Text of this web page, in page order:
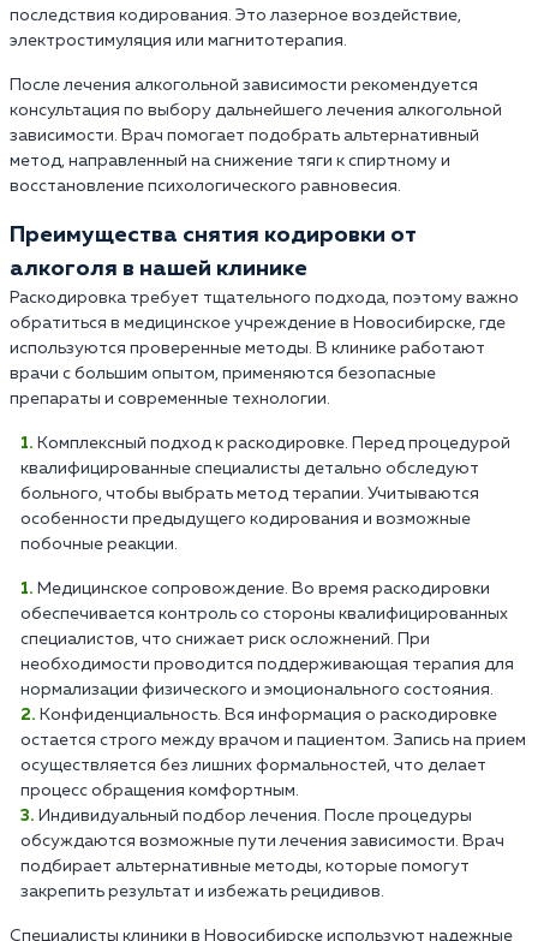
последствия кодирования. Это лазерное воздействие,
электростимуляция или магнитотерапия.
После лечения алкогольной зависимости рекомендуется
консультация по выбору дальнейшего лечения алкогольной
зависимости. Врач помогает подобрать альтернативный
метод, направленный на снижение тяги к спиртному и
восстановление психологического равновесия.
Преимущества снятия кодировки от
алкоголя в нашей клинике
Раскодировка требует тщательного подхода, поэтому важно
обратиться в медицинское учреждение в Новосибирске, где
используются проверенные методы. В клинике работают
врачи с большим опытом, применяются безопасные
препараты и современные технологии.
Комплексный подход к раскодировке. Перед процедурой
квалифицированные специалисты детально обследуют
больного, чтобы выбрать метод терапии. Учитываются
особенности предыдущего кодирования и возможные
побочные реакции.
Медицинское сопровождение. Во время раскодировки
обеспечивается контроль со стороны квалифицированных
специалистов, что снижает риск осложнений. При
необходимости проводится поддерживающая терапия для
нормализации физического и эмоционального состояния.
Конфиденциальность. Вся информация о раскодировке
остается строго между врачом и пациентом. Запись на прием
осуществляется без лишних формальностей, что делает
процесс обращения комфортным.
Индивидуальный подбор лечения. После процедуры
обсуждаются возможные пути лечения зависимости. Врач
подбирает альтернативные методы, которые помогут
закрепить результат и избежать рецидивов.
Специалисты клиники в Новосибирске используют надежные